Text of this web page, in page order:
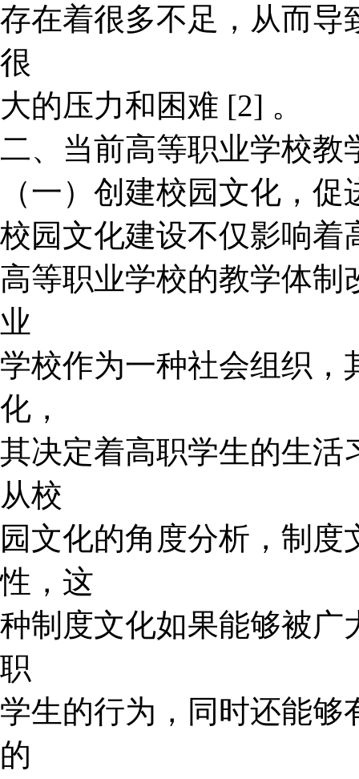
存在着很多不足，从而导
很
大的压力和困难 [2] 。
二、当前高等职业学校教
（一）创建校园文化，
校园文化建设不仅影响着
高等职业学校的教学体制
业
学校作为一种社会组织，
化，
其决定着高职学生的生活
从校
园文化的角度分析，制
性，这
种制度文化如果能够被广
职
学生的行为，同时还能够
的